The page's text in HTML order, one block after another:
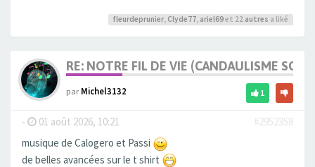
fleurdeprunier, Clyde77, ariel69et 22 autres a liké
RE: NOTRE FIL DE VIE (CANDAULISME
parMichel3132 1
- 01 août 2026, 10:21
#2952358
musique de Calogero et Passi
de belles avancées sur le t shirt